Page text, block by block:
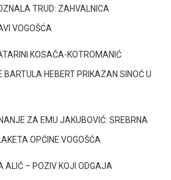
TRUD: ZAHVALNICA
VOGOŠĆA
KOSAČA-KOTROMANIĆ
BARTULA HEBERT PRIKAZAN SINOĆ U
ZA EMU JAKUBOVIĆ: SREBRNA
OPĆINE VOGOŠĆA
ALIĆ – POZIV KOJI ODGAJA